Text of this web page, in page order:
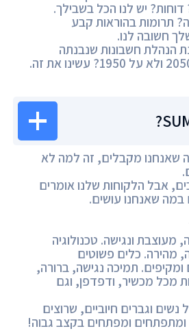
יש לנו הכל בשבילך.
תרומות בהוראות קבע
חשובה לנו.
הנהלת חשבונות שנבנתה
במחשבה על שנת 2050 ולא על 1950? עשינו את זה.
שאנחנו מקבלים, זה למה לא
אבל הלקוחות שלנו אומרים
שאנחנו עושים.
מעוצבת ונגישה. טכנולוגיה
מהירה. כלים פשוטים
ומקיפים. תמיכה נגישה, ברורה,
מכל מכשיר, ודפדפן, וגם
וגברים חיוביים, שרוצים
ומפתחים בקצב גבוה!